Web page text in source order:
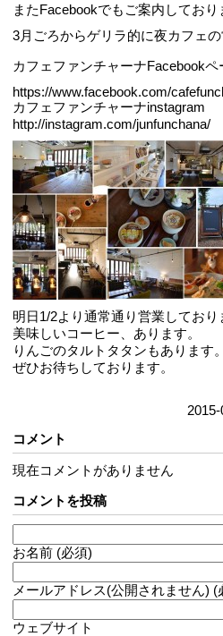
またFacebookでもご案内しており
3月ごろからゲリラ的に夜カフェ
カフェファンチャーナFacebookペ
https://www.facebook.com/
カフェファンチャーナinstagram
http://instagram.com/junfunchana/
明日1/2より通常通り営業しており
美味しいコーヒー、あります。
りんごのタルトタタンもあります。
ぜひお待ちしております。
コメント
現在コメントがありません
コメントを投稿
お名前 (必須)
メールアドレス(公開されません) (
ウェブサイト